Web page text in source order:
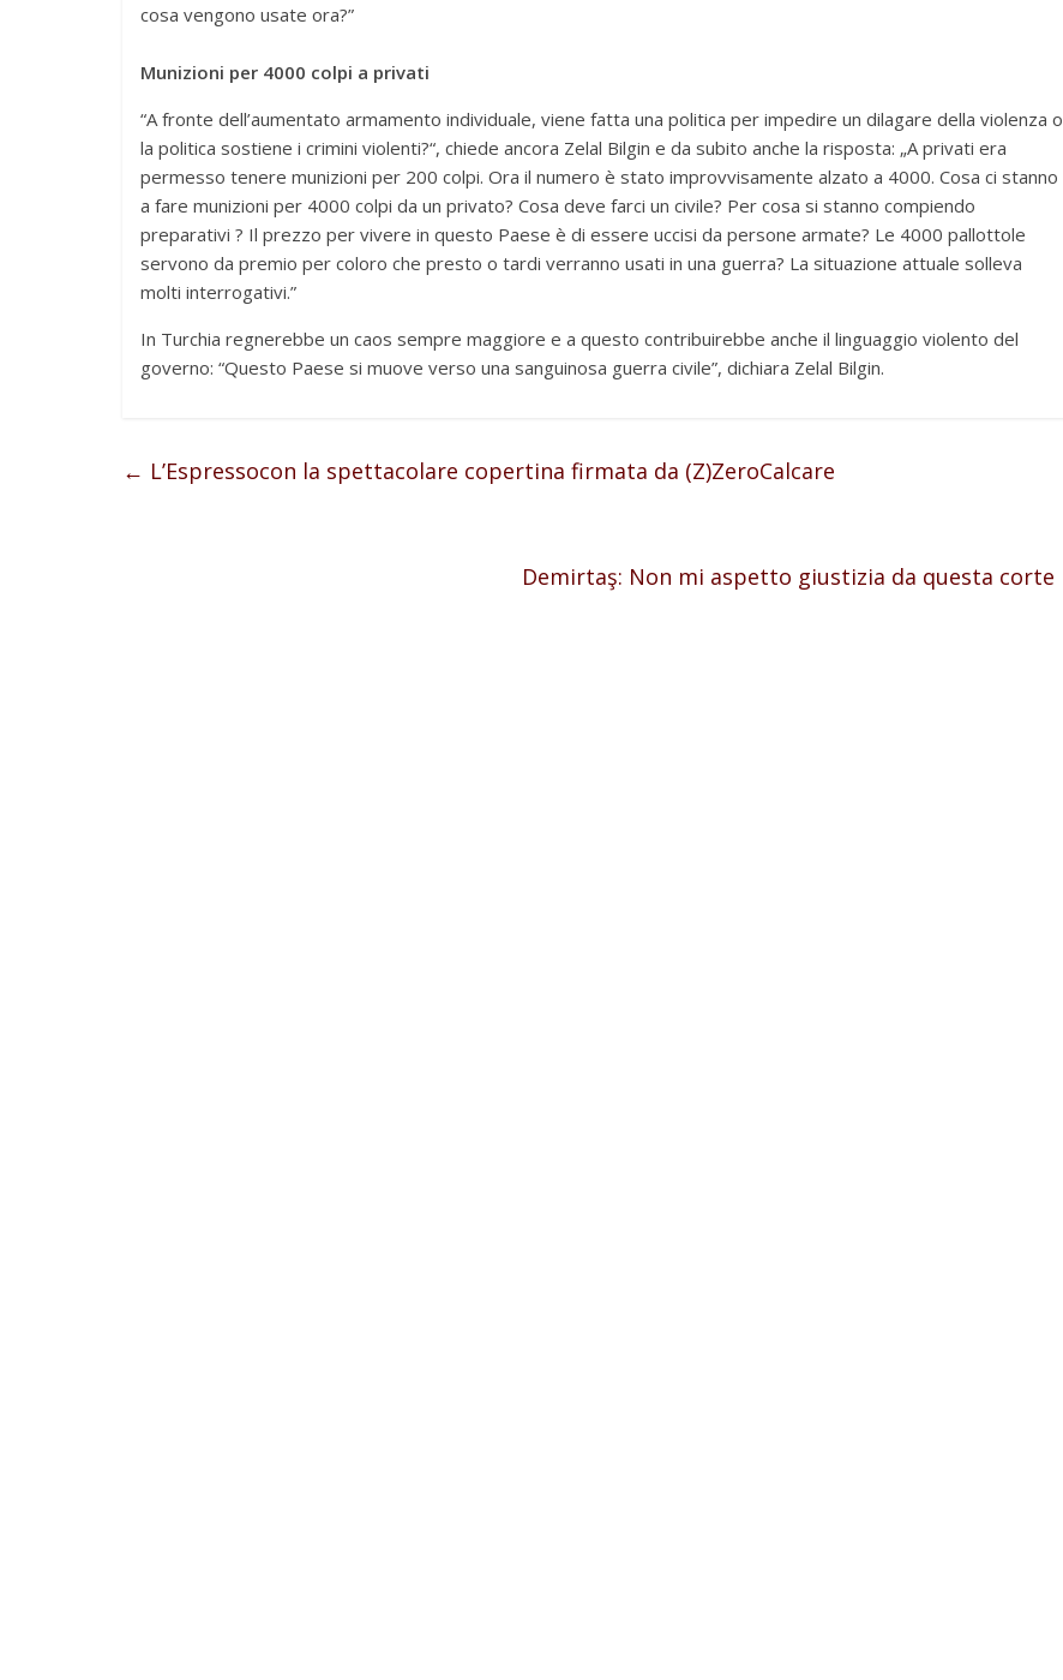
cosa vengono usate ora?”
Munizioni per 4000 colpi a privati
“A fronte dell’aumentato armamento individuale, viene fatta una politica per impedire un dilagare della violenza o
la politica sostiene i crimini violenti?“, chiede ancora Zelal Bilgin e da subito anche la risposta: „A privati era
permesso tenere munizioni per 200 colpi. Ora il numero è stato improvvisamente alzato a 4000. Cosa ci stanno
a fare munizioni per 4000 colpi da un privato? Cosa deve farci un civile? Per cosa si stanno compiendo
preparativi ? Il prezzo per vivere in questo Paese è di essere uccisi da persone armate? Le 4000 pallottole
servono da premio per coloro che presto o tardi verranno usati in una guerra? La situazione attuale solleva
molti interrogativi.”
In Turchia regnerebbe un caos sempre maggiore e a questo contribuirebbe anche il linguaggio violento del
governo: “Questo Paese si muove verso una sanguinosa guerra civile”, dichiara Zelal Bilgin.
← L’Espressocon la spettacolare copertina firmata da (Z)ZeroCalcare
Demirtaş: Non mi aspetto giustizia da questa corte